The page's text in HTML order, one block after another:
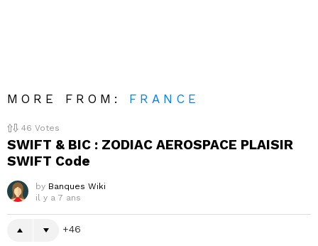
MORE FROM: FRANCE
46 Votes
SWIFT & BIC : ZODIAC AEROSPACE PLAISIR
SWIFT Code
by Banques Wiki
il y a 7 ans
46